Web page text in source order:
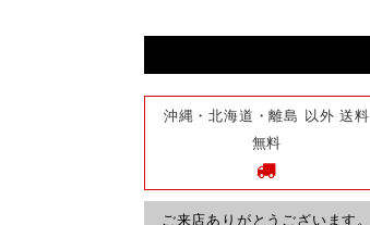
沖縄・北海道・離島 以外 送料
無料
ご来店ありがとうございます。